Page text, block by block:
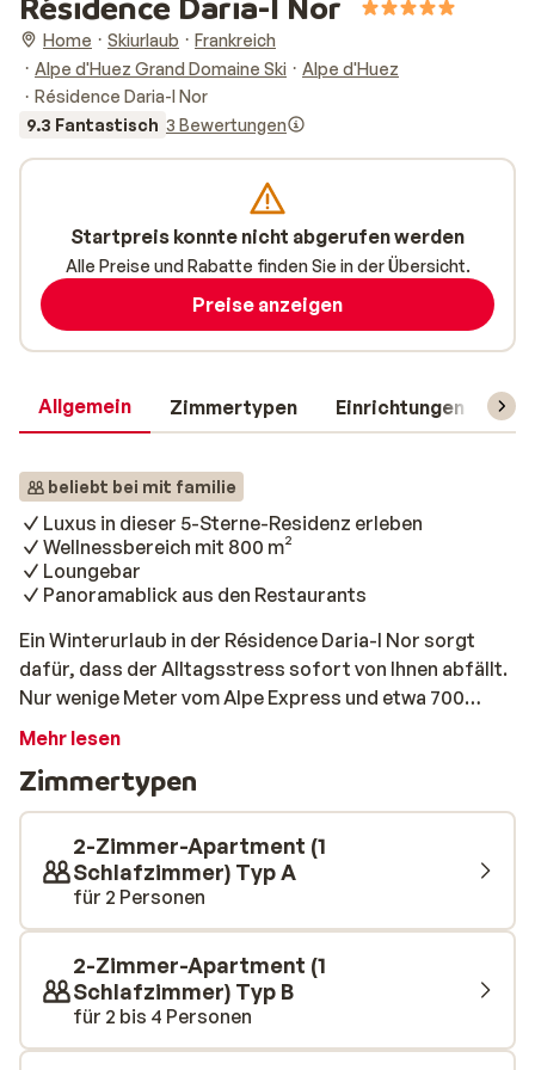
Home Skiurlaub
Frankreich
Alpe d'Huez Grand Domaine Ski
Alpe d'Huez
Résidence Daria-I Nor
9.3 Fantastisch 3 Bewertungen
Allgemein Zimmertypen Einrichtungen
beliebt bei mit familie
Luxus in dieser 5-Sterne-Residenz erleben
Wellnessbereich mit 800 m²
Loungebar
Panoramablick aus den Restaurants
Ein Winterurlaub in der Résidence Daria-I Nor sorgt
dafür, dass der Alltagsstress sofort von Ihnen abfällt.
Nur wenige Meter vom Alpe Express und etwa 700
Meter vom Zentrum von Alpe d’Huez entfernt liegen die
befinden sich in rund 800 Metern Entfernung und sind
dank des Lifts schnell und bequem erreichbar. In den
luxuriösen Apartments erwartet Sie eine ruhige,
stilvolle Atmosphäre, in der Sie Ihre Privatsphäre in
vollen Zügen genießen können. Die Einrichtung
überzeugt mit edlen, sorgfältig ausgewählten
Materialien und viel Liebe zum Detail. Dank der
erstklassigen Lage und Ihres großzügigen Balkons
genießen Sie beeindruckende Ausblicke und
beobachten, wie die Sonne langsam hinter den Bergen
Mehr lesen
Zimmertypen
2-Zimmer-Apartment (1
Schlafzimmer) Typ A
für 2 Personen
2-Zimmer-Apartment (1
Schlafzimmer) Typ B
für 2 bis 4 Personen
Startpreis konnte nicht abgerufen werden
Alle Preise und Rabatte finden Sie in der Übersicht.
Preise anzeigen